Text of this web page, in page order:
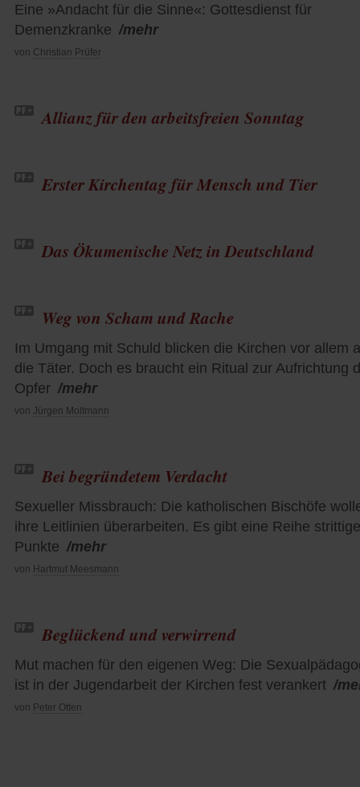
Eine »Andacht für die Sinne«: Gottesdienst für
Demenzkranke /mehr
von Christian Prüfer
Allianz für den arbeitsfreien Sonntag
Erster Kirchentag für Mensch und Tier
Das Ökumenische Netz in Deutschland
Weg von Scham und Rache
Im Umgang mit Schuld blicken die Kirchen vor allem
die Täter. Doch es braucht ein Ritual zur Aufrichtung
Opfer /mehr
von Jürgen Moltmann
Bei begründetem Verdacht
Sexueller Missbrauch: Die katholischen Bischöfe
ihre Leitlinien überarbeiten. Es gibt eine Reihe
Punkte /mehr
von Hartmut Meesmann
Beglückend und verwirrend
Mut machen für den eigenen Weg: Die
ist in der Jugendarbeit der Kirchen fest verankert /
von Peter Otten